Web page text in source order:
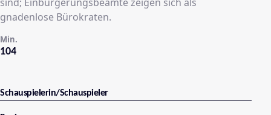
gnadenlose Bürokraten.
104
Min.
Schauspielerin/Schauspieler